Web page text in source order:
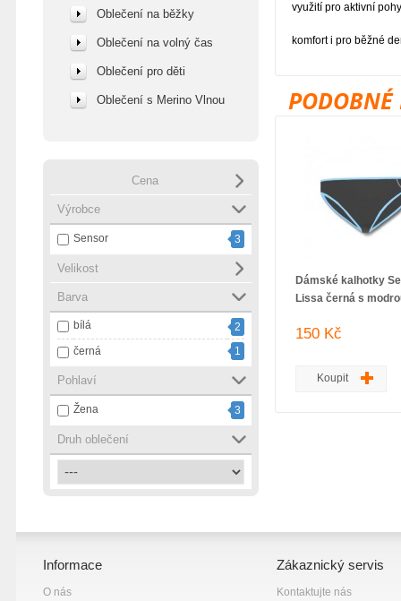
Oblečení na běžky
Oblečení na volný čas
Oblečení pro děti
Oblečení s Merino Vlnou
Cena
Výrobce
Sensor 3
Velikost
Barva
bílá
2
černá
1
Pohlaví
Žena 3
Druh oblečení
využití pro aktivní
komfort i pro běžné
PODOBNÉ
Dámské kalhotky
Lissa černá s
150 Kč
Koupit
Informace
O nás
Zákaznický servis
Kontaktujte nás